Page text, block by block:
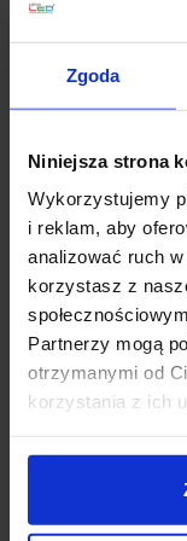
Zgoda
Niniejsza strona
Wykorzystujemy
i reklam, aby
analizować ruch
korzystasz z
Partnerzy mogą
otrzymanymi od
korzystania z ich
Jeśli masz
lub napisz do
odpowiedzi na
phone
Metody
Koszt dostawy
Zapytaj o